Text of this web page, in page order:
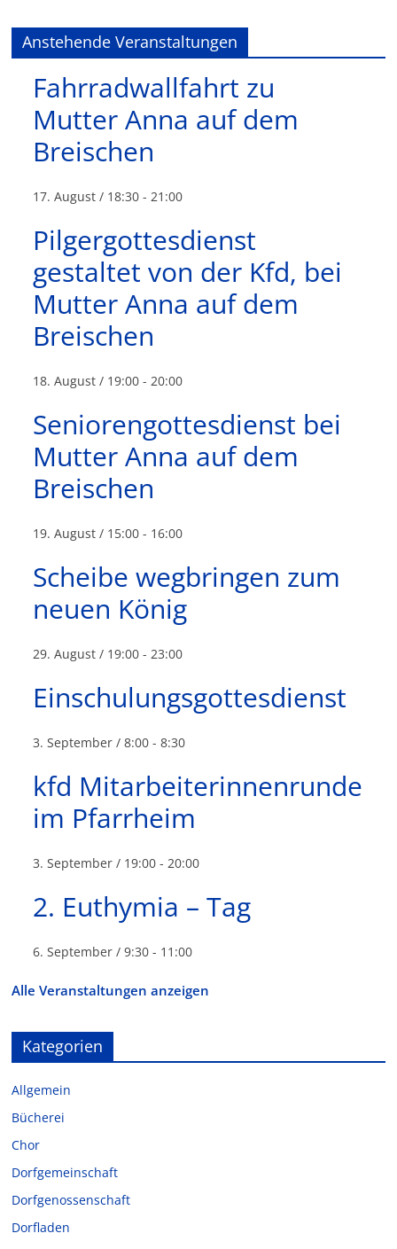
Anstehende Veranstaltungen
Fahrradwallfahrt zu
Mutter Anna auf dem
Breischen
17. August / 18:30 - 21:00
Pilgergottesdienst
gestaltet von der Kfd, bei
Mutter Anna auf dem
Breischen
18. August / 19:00 - 20:00
Seniorengottesdienst bei
Mutter Anna auf dem
Breischen
19. August / 15:00 - 16:00
Scheibe wegbringen zum
neuen König
29. August / 19:00 - 23:00
Einschulungsgottesdienst
3. September / 8:00 -8:30
kfd Mitarbeiterinnenrunde
im Pfarrheim
3. September / 19:00 - 20:00
2. Euthymia – Tag
6. September / 9:30 - 11:00
Alle Veranstaltungen anzeigen
Kategorien
Allgemein
Bücherei
Chor
Dorfgemeinschaft
Dorfgenossenschaft
Dorfladen